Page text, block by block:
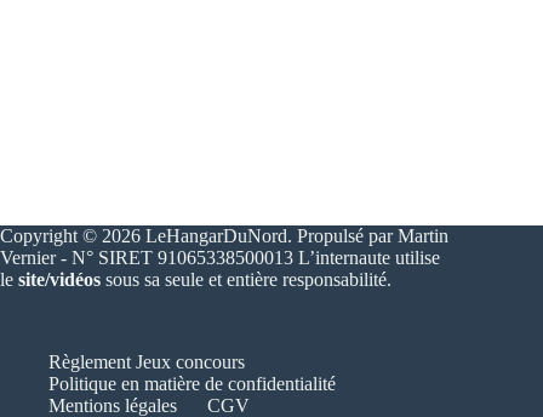
Copyright © 2026 LeHangarDuNord. Propulsé par Martin
Vernier - N° SIRET 91065338500013 L’internaute utilise
le site/vidéos sous sa seule et entière responsabilité.
Règlement Jeux concours
Politique en matière de confidentialité
Mentions légales
CGV